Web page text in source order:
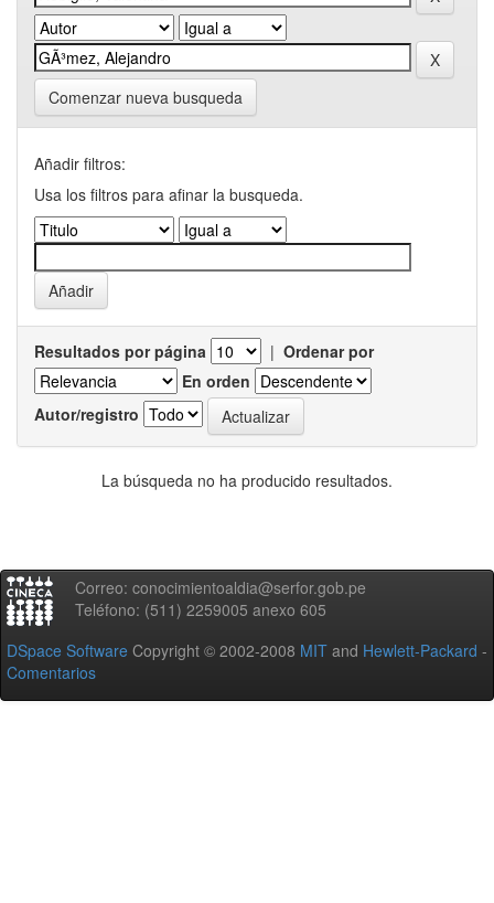
Comenzar nueva busqueda
Añadir filtros:
Usa los filtros para afinar la busqueda.
Resultados por página | Ordenar por
En orden
Autor/registro
La búsqueda no ha producido resultados.
Correo: conocimientoaldia@serfor.gob.pe
Teléfono: (511) 2259005 anexo 605
DSpace Software Copyright © 2002-2008 MIT and Hewlett-Packard -
Comentarios